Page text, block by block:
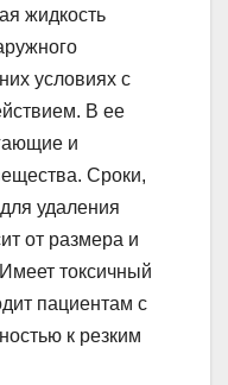
жидкость
условиях с
В ее
и
Сроки,
удаления
от размера и
токсичный
пациентам с
к резким